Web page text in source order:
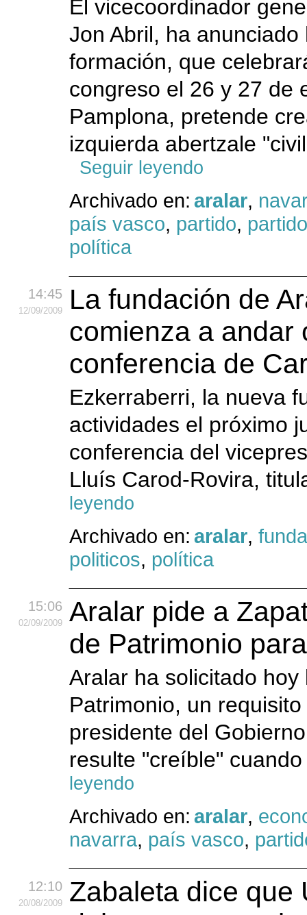
El vicecoordinador
Jon Abril, ha anunciado
formación, que
congreso el 26 y 27 de
Pamplona, pretende
izquierda abertzale
Seguir leyendo
Archivado en: aralar,
país vasco, partido,
política
14:45
12/09/2009
La fundación de
comienza a andar
conferencia de
Ezkerraberri, la nueva
actividades el próximo
conferencia del
Lluís Carod-Rovira,
leyendo
Archivado en: aralar,
politicos, política
15:06
02/09/2009
Aralar pide a
de Patrimonio
Aralar ha solicitado
Patrimonio, un
presidente del
resulte "creíble"
leyendo
Archivado en: aralar,
navarra, país vasco,
12:10
20/08/2009
Zabaleta dice que